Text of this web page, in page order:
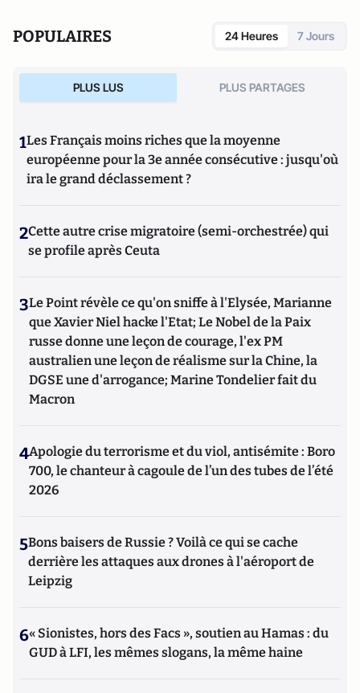
POPULAIRES 24 Heures 7 Jours
PLUS LUS PLUS PARTAGES
1Les Français moins riches que la moyenne
européenne pour la 3e année consécutive : jusqu'où
ira le grand déclassement ?
2Cette autre crise migratoire (semi-orchestrée) qui
se profile après Ceuta
3Le Point révèle ce qu'on sniffe à l'Elysée, Marianne
que Xavier Niel hacke l'Etat; Le Nobel de la Paix
russe donne une leçon de courage, l'ex PM
australien une leçon de réalisme sur la Chine, la
DGSE une d'arrogance; Marine Tondelier fait du
Macron
4Apologie du terrorisme et du viol, antisémite : Boro
700, le chanteur à cagoule de l’un des tubes de l’été
2026
5Bons baisers de Russie ? Voilà ce qui se cache
derrière les attaques aux drones à l'aéroport de
Leipzig
6« Sionistes, hors des Facs », soutien au Hamas : du
GUD à LFI, les mêmes slogans, la même haine